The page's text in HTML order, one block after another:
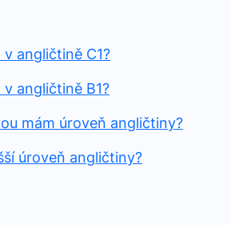
angličtině C1?
angličtině B1?
mám úroveň angličtiny?
úroveň angličtiny?